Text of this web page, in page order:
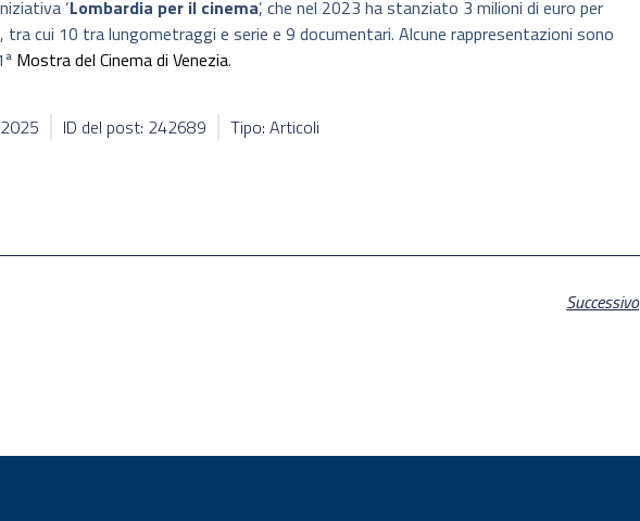
‘Lombardia per il cinema’, che nel 2023 ha stanziato 3 milioni di euro per
cui 10 tra lungometraggi e serie e 9 documentari. Alcune rappresentazioni sono
Mostra del Cinema di Venezia.
ID del post: 242689 Tipo: Articoli
Successivo